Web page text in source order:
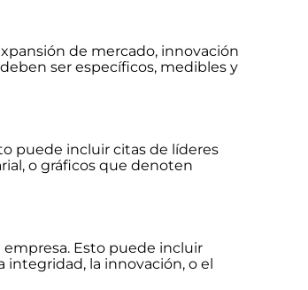
de mercado, innovación
ser específicos, medibles y
puede incluir citas de líderes
o gráficos que denoten
empresa. Esto puede incluir
la innovación, o el